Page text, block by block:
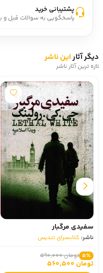
پشتیبانی خرید
پاسخگویی به سوالات قبل و
دیگر آثاراین ناشر
تازه ترین آثار ناشر
سفیدی مرگبار
ناشر: کتابسرای تندیس
5٪ تومان 590,000
تومان 560,500